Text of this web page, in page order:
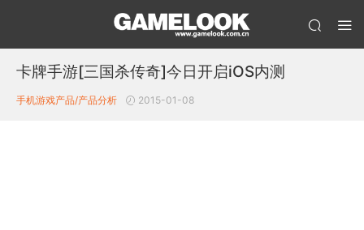
卡牌手游[三国杀传奇]今日开启iOS内测
手机游戏产品/产品分析 2015-01-08